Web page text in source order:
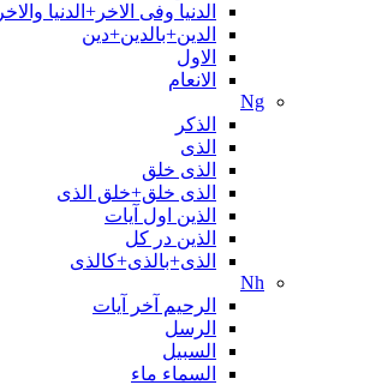
الدنیا وفی الاخر+الدنیا والاخر
الدین+بالدین+دین
الاول
الانعام
Ng
الذکر
الذی
الذی خلق
الذی خلق+خلق الذی
الذین اول آیات
الذین در کل
الذی+بالذی+کالذی
Nh
الرحیم آخر آیات
الرسل
السبیل
السماء ماء